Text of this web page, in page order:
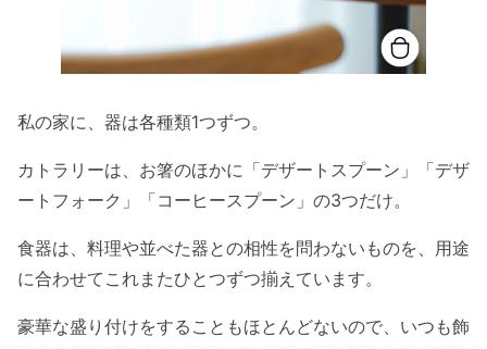
私の家に、器は各種類1つずつ。
カトラリーは、お箸のほかに「デザートスプーン」「デザ
ートフォーク」「コーヒースプーン」の3つだけ。
食器は、料理や並べた器との相性を問わないものを、用途
に合わせてこれまたひとつずつ揃えています。
豪華な盛り付けをすることもほとんどないので、いつも飾